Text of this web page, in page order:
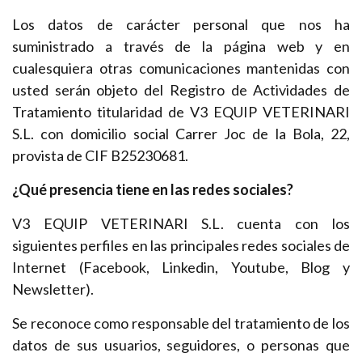
Los datos de carácter personal que nos ha
suministrado a través de la página web y en
cualesquiera otras comunicaciones mantenidas con
usted serán objeto del Registro de Actividades de
Tratamiento titularidad de V3 EQUIP VETERINARI
S.L. con domicilio social Carrer Joc de la Bola, 22,
provista de CIF B25230681.
¿Qué presencia tiene en las redes sociales?
V3 EQUIP VETERINARI S.L. cuenta con los
siguientes perfiles en las principales redes sociales de
Internet (Facebook, Linkedin, Youtube, Blog y
Newsletter).
Se reconoce como responsable del tratamiento de los
datos de sus usuarios, seguidores, o personas que